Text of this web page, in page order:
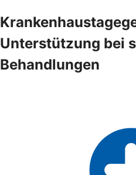
Unterstützung bei
Behandlungen